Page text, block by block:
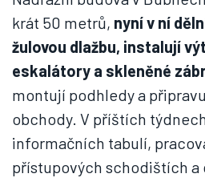
krát 50 metrů, nyní v ní
žulovou dlažbu, instalují
eskalátory a skleněné
montují podhledy a
obchody. V příštích
informačních tabulí,
přístupových schodištích